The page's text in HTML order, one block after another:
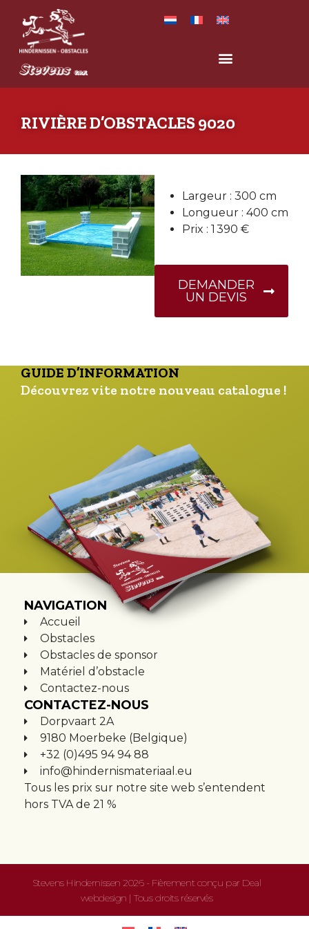
RIVIÈRE D’OBSTACLES 9020
Largeur : 300 cm
Longueur : 400 cm
Prix : 1 390 €
DEMANDER
UN DEVIS
GUIDE D’INFORMATION
Découvrez vite notre nouveau catalogue !
NAVIGATION
Accueil
Obstacles
Obstacles de sponsor
Matériel d’obstacle
Contactez-nous
CONTACTEZ-NOUS
Dorpvaart 2A
9180 Moerbeke (Belgique)
+32 (0)495 94 94 88
info@hindernismateriaal.eu
Tous les prix sur notre site web s’entendent
hors TVA de 21 %
Stevens Hindernissen 2026 - Fièrement conçu par Deal
webdesign | Tous droits réservés